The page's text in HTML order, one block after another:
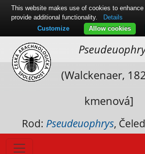
(Walckenaer,
kmenová]
Rod: Pseudeuophrys,
This website makes use of cookies to enhance
provide additional functionality.
Details
Allow cookies
Customize